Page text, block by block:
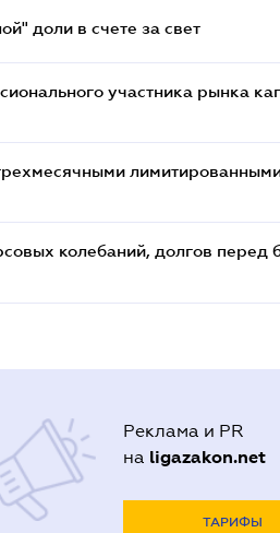
доли в счете за свет
участника рынка
колебаний, долгов
Реклама и PR
на ligazakon.net
ТАРИФЫ